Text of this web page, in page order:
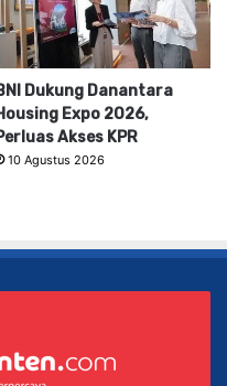
Dukung Danantara
Expo 2026,
Akses KPR
10 Agustus 2026